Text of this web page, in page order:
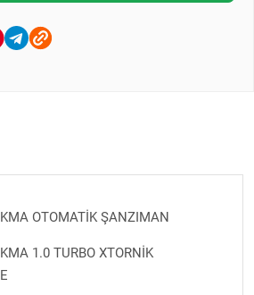
OTOMATİK ŞANZIMAN
1.0 TURBO XTORNİK